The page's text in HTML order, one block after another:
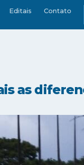
Editais Contato
as